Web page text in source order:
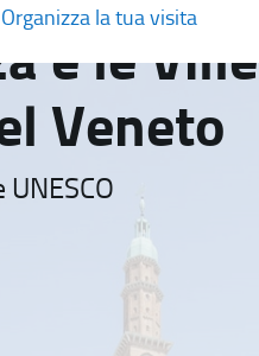
Organizza la tua visita
e le Ville
Veneto